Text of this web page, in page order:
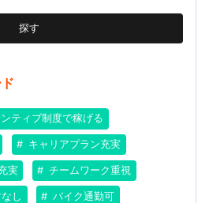
探す
ティブ制度で稼げる
キャリアプラン充実
実 チームワーク重視
し バイク通勤可